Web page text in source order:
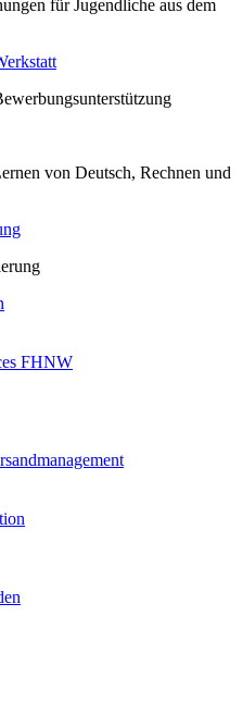
für Jugendliche aus dem
von Deutsch, Rechnen und
FHNW